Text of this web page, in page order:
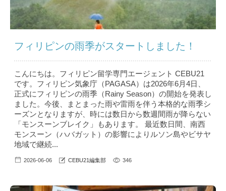
フィリピンの雨季がスタートしました！
こんにちは。フィリピン留学専門エージェント CEBU21
です。フィリピン気象庁（PAGASA）は2026年6月4日、
正式にフィリピンの雨季（Rainy Season）の開始を発表し
ました。今後、まとまった雨や雷雨を伴う本格的な雨季シ
ーズンとなりますが、時には数日から数週間雨が降らない
「モンスーンブレイク」もあります。 最近数日間、南西
モンスーン（ハバガット）の影響によりルソン島やビサヤ
地域で継続...
2026-06-06 CEBU21編集部 346